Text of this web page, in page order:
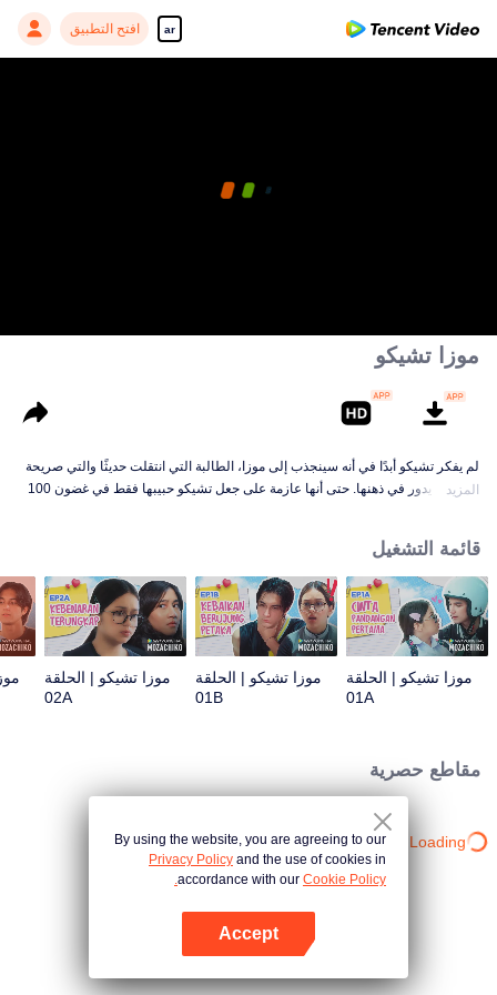
ar افتح التطبيق
موزا تشيكو
لم يفكر تشيكو أبدًا في أنه سينجذب إلى موزا، الطالبة التي انتقلت حديثًا والتي صريحة
بشأن ما يدور في ذهنها. حتى أنها عازمة على جعل تشيكو حبيبها فقط في غضون 100
المزيد
قائمة التشغيل
موزا تشيكو | الحلقة
01A
موزا تشيكو | الحلقة
01B
موزا تشيكو | الحلقة
02A
مقاطع حصرية
Loading…
By using the website, you are agreeing to our
Privacy Policy and the use of cookies in
accordance with our Cookie Policy.
Accept